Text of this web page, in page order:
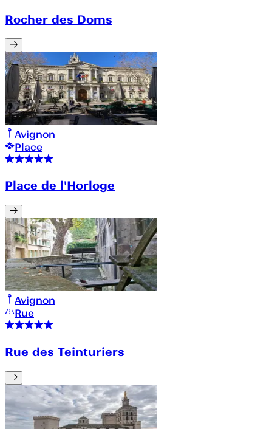
Rocher des Doms
Avignon
Place
Place de l'Horloge
Avignon
Rue
Rue des Teinturiers